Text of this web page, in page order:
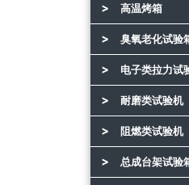
高温烤箱
臭氧老化试验
电子类拉力试
耐磨类试验机
阻燃类试验机
总成台架试验